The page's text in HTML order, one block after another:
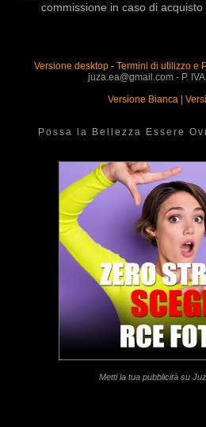
commissione in caso di acquisto
Versione desktop- Termini di utilizzo e
juza.ea@gmail.com - P.
Versione Bianca |
Possa la Bellezza Essere
Metti la tua pubblicità su